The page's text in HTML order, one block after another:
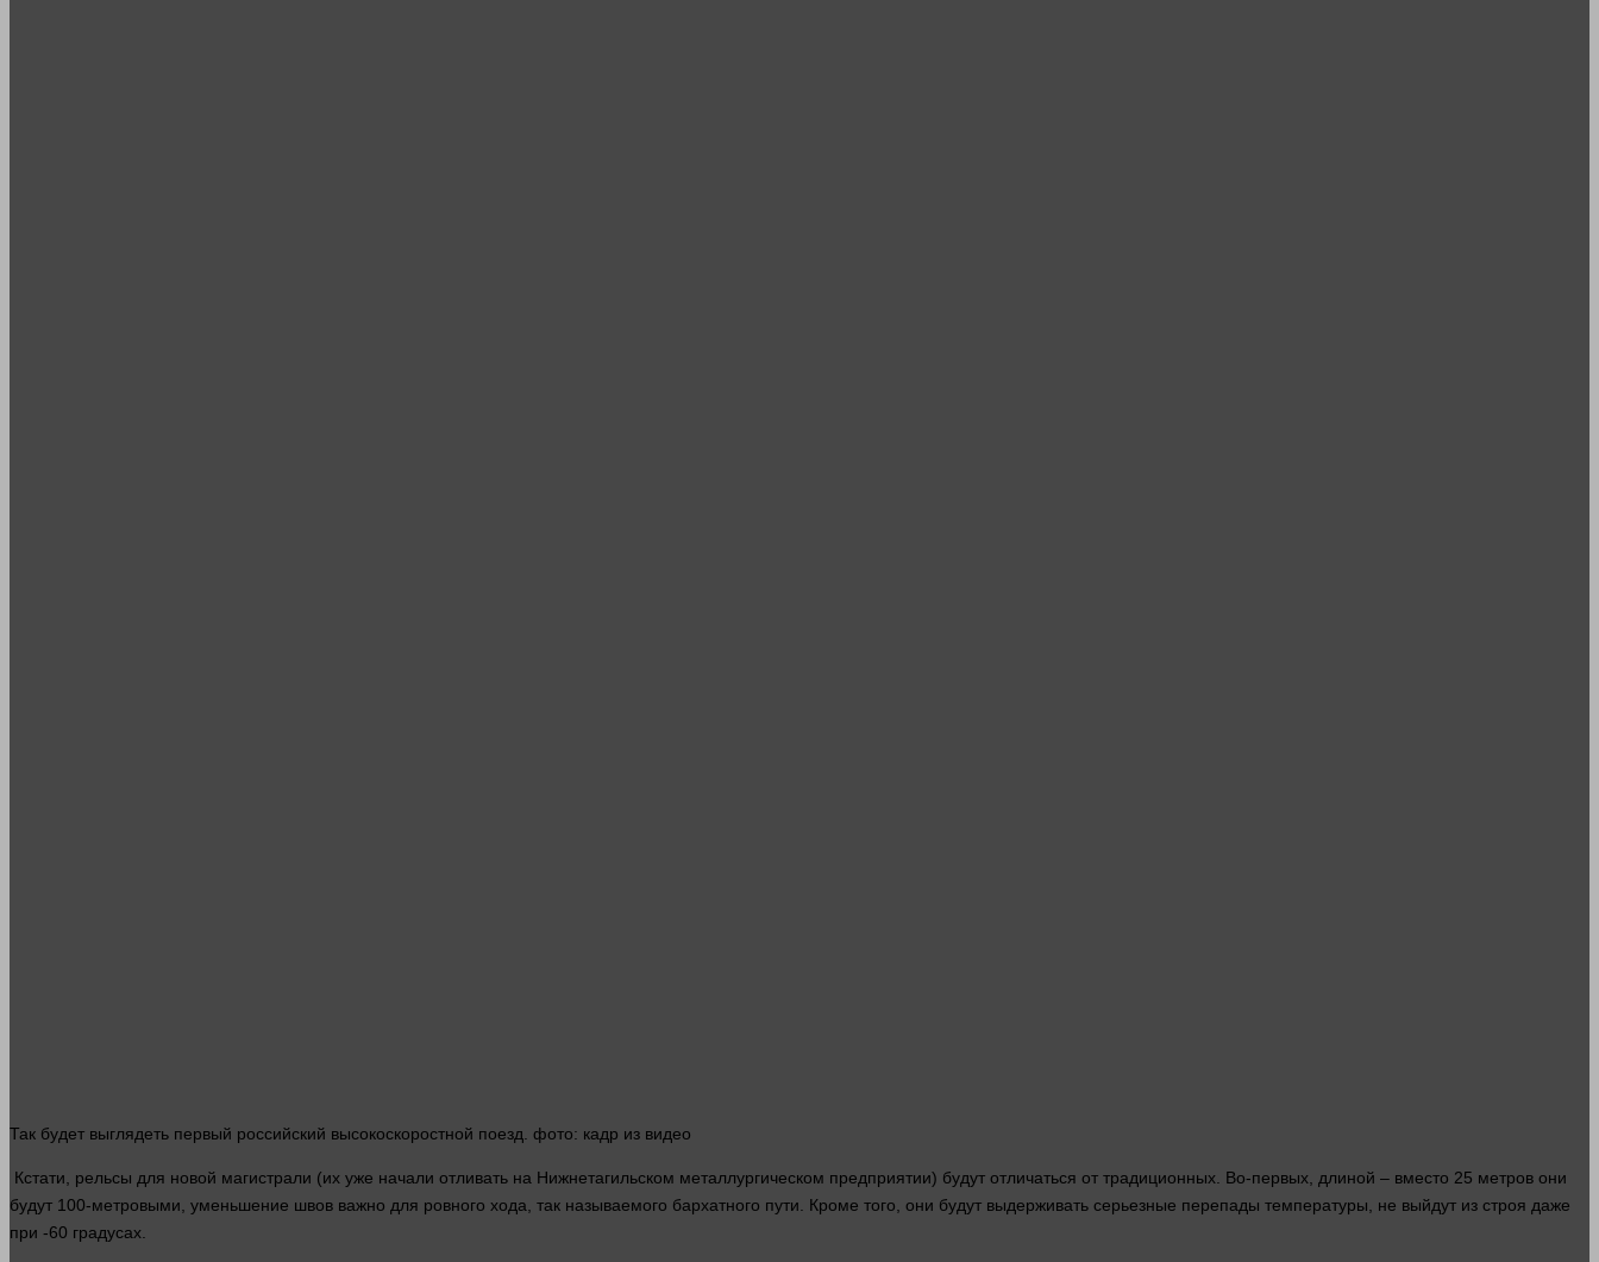
Так будет выглядеть первый российский высокоскоростной поезд. фото: кадр из видео
Кстати, рельсы для новой магистрали (их уже начали отливать на Нижнетагильском металлургическом предприятии) будут отличаться от традиционных. Во-первых, длиной – вместо 25 метров они
будут 100-метровыми, уменьшение швов важно для ровного хода, так называемого бархатного пути. Кроме того, они будут выдерживать серьезные перепады температуры , не выйдут из строя даже
при -60 градусах.